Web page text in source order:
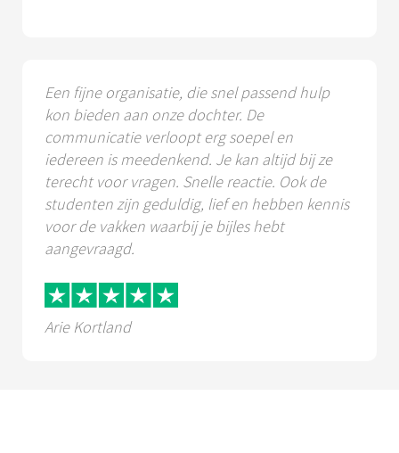
Een fijne organisatie, die snel passend hulp
kon bieden aan onze dochter. De
communicatie verloopt erg soepel en
iedereen is meedenkend. Je kan altijd bij ze
terecht voor vragen. Snelle reactie. Ook de
studenten zijn geduldig, lief en hebben kennis
voor de vakken waarbij je bijles hebt
aangevraagd.
Arie Kortland